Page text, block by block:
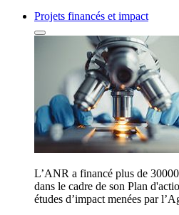
Projets financés et impact
L’ANR a financé plus de
dans le cadre de son Plan
études d’impact menées par